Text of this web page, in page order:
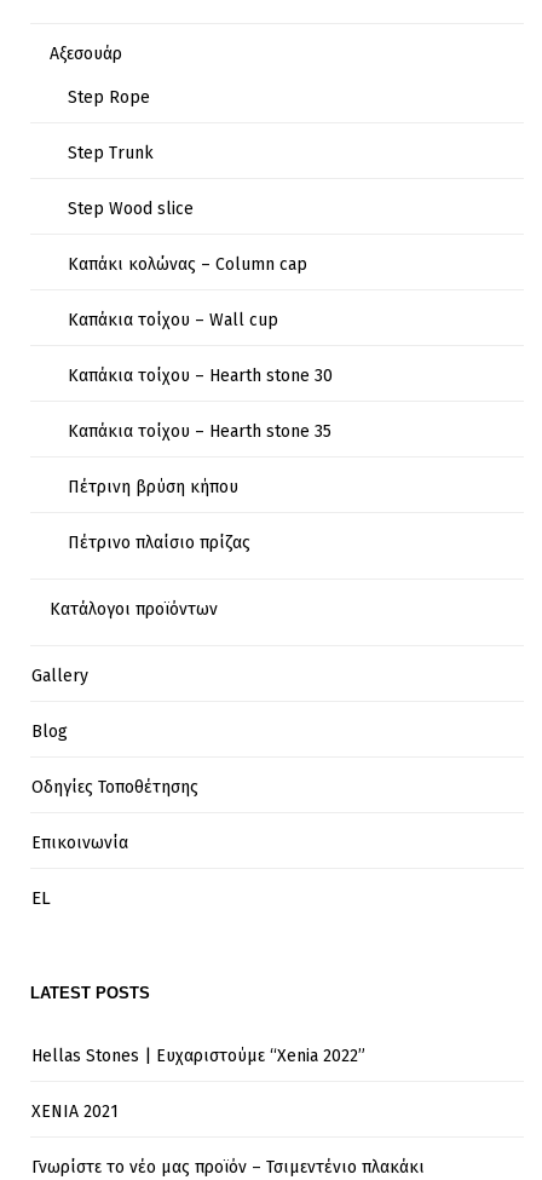
Αξεσουάρ
Step Rope
Step Trunk
Step Wood slice
Καπάκι κολώνας – Column cap
Καπάκια τοίχου – Wall cup
Καπάκια τοίχου – Hearth stone 30
Καπάκια τοίχου – Hearth stone 35
Πέτρινη βρύση κήπου
Πέτρινο πλαίσιο πρίζας
Κατάλογοι προϊόντων
Gallery
Blog
Οδηγίες Τοποθέτησης
Επικοινωνία
EL
LATEST POSTS
Hellas Stones | Ευχαριστούμε “Xenia 2022”
XENIA 2021
Γνωρίστε το νέο μας προϊόν – Τσιμεντένιο πλακάκι